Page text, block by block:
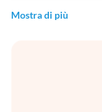
Mostra di più